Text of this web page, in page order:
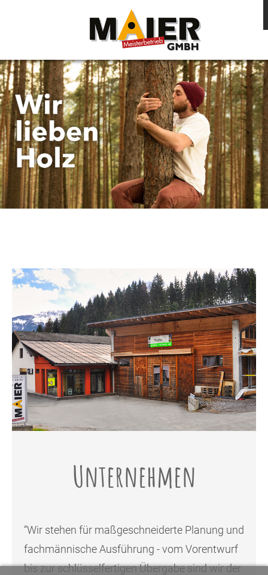
Unternehmen
“Wir stehen für maßgeschneiderte Planung und
fachmännische Ausführung - vom Vorentwurf
bis zur schlüsselfertigen Übergabe sind wir der